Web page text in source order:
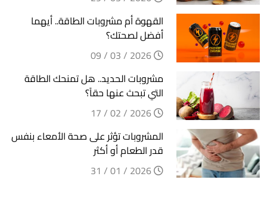
القهوة أم مشروبات الطاقة.. أيهما
أفضل لصحتك؟
مشروبات الحديد.. هل تمنحك الطاقة
التي تبحث عنها حقاً؟
المشروبات تؤثر على صحة الأمعاء بنفس
قدر الطعام أو أكثر